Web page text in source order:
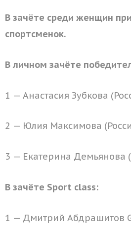
В зачёте среди женщин
спортсменок.
В личном зачёте
1 — Анастасия Зубкова
2 — Юлия Максимова
3 — Екатерина Демьянова
В зачёте Sport class:
1 — Дмитрий Абдрашитов